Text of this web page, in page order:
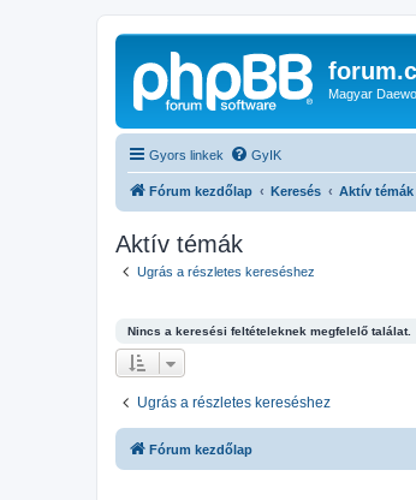
Magyar
Gyors linkek GyIK
Fórum kezdőlap Keresés Aktív témák
Aktív témák
Ugrás a részletes kereséshez
Nincs a keresési feltételeknek megfelelő találat.
Ugrás a részletes kereséshez
Fórum kezdőlap